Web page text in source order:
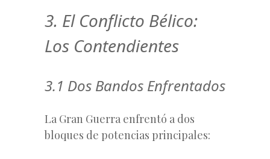
3. El Conflicto Bélico:
Los Contendientes
3.1 Dos Bandos Enfrentados
La Gran Guerra enfrentó a dos
bloques de potencias principales: